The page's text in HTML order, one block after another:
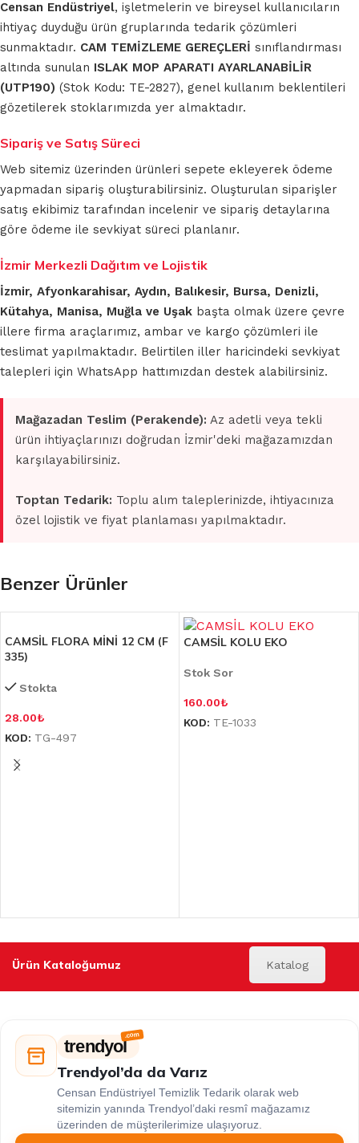
Censan Endüstriyel, işletmelerin ve bireysel kullanıcıların
ihtiyaç duyduğu ürün gruplarında tedarik çözümleri
sunmaktadır. CAM TEMİZLEME GEREÇLERİ sınıflandırması
altında sunulan ISLAK MOP APARATI AYARLANABİLİR
(UTP190) (Stok Kodu: TE-2827), genel kullanım beklentileri
gözetilerek stoklarımızda yer almaktadır.
Sipariş ve Satış Süreci
Web sitemiz üzerinden ürünleri sepete ekleyerek ödeme
yapmadan sipariş oluşturabilirsiniz. Oluşturulan siparişler
satış ekibimiz tarafından incelenir ve sipariş detaylarına
göre ödeme ile sevkiyat süreci planlanır.
İzmir Merkezli Dağıtım ve Lojistik
İzmir, Afyonkarahisar, Aydın, Balıkesir, Bursa, Denizli,
Kütahya, Manisa, Muğla ve Uşak başta olmak üzere çevre
illere firma araçlarımız, ambar ve kargo çözümleri ile
teslimat yapılmaktadır. Belirtilen iller haricindeki sevkiyat
talepleri için WhatsApp hattımızdan destek alabilirsiniz.
Mağazadan Teslim (Perakende): Az adetli veya tekli
ürün ihtiyaçlarınızı doğrudan İzmir'deki mağazamızdan
karşılayabilirsiniz.
Toptan Tedarik: Toplu alım taleplerinizde, ihtiyacınıza
özel lojistik ve fiyat planlaması yapılmaktadır.
Benzer Ürünler
CAMSİL FLORA MİNİ 12 CM (F
335)
Stokta
28.00₺
KOD: TG-497
CAMSİL KOLU EKO
Stok Sor
160.00₺
KOD: TE-1033
Ürün Kataloğumuz Katalog
trendyol
Trendyol’da da Varız
Censan Endüstriyel Temizlik Tedarik olarak web
sitemizin yanında Trendyol’daki resmî mağazamız
üzerinden de müşterilerimize ulaşıyoruz.